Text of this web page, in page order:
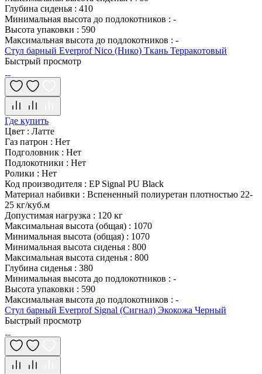
Глубина сиденья : 410
Минимальная высота до подлокотников : -
Высота упаковки : 590
Максимальная высота до подлокотников : -
Стул барный Everprof Nico (Нико) Ткань Терракотовый
Быстрый просмотр
Где купить
Цвет : Латте
Газ патрон : Нет
Подголовник : Нет
Подлокотники : Нет
Ролики : Нет
Код производителя : EP Signal PU Black
Материал набивки : Вспененный полиуретан плотностью 22-
25 кг/куб.м
Допустимая нагрузка : 120 кг
Максимальная высота (общая) : 1070
Минимальная высота (общая) : 1070
Минимальная высота сиденья : 800
Максимальная высота сиденья : 800
Глубина сиденья : 380
Минимальная высота до подлокотников : -
Высота упаковки : 590
Максимальная высота до подлокотников : -
Стул барный Everprof Signal (Сигнал) Экокожа Черный
Быстрый просмотр